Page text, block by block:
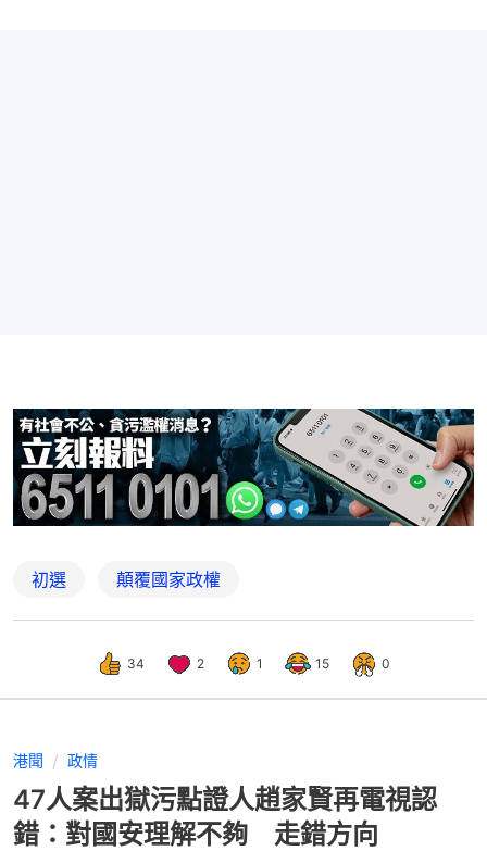
初選 顛覆國家政權
34 2 1 15 0
港聞 政情
47人案出獄污點證人趙家賢再電視認
錯：對國安理解不夠 走錯方向